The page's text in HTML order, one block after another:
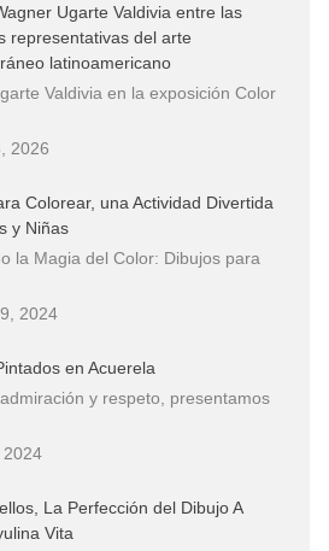
Ugarte Valdivia entre las
representativas del arte
latinoamericano
Valdivia en la exposición Color
2026
Colorear, una Actividad Divertida
y Niñas
la Magia del Color: Dibujos para
2024
en Acuerela
y respeto, presentamos
2024
La Perfección del Dibujo A
Vita